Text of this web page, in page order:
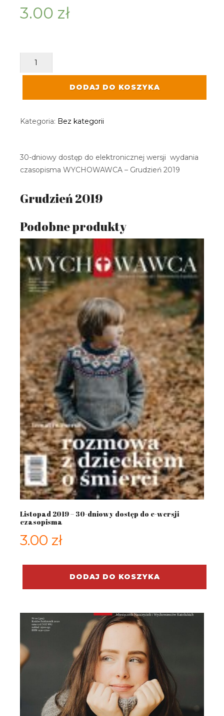
3.00 zł
GRUDZIEŃ
2019
DO
DODAJ DO KOSZYKA
Kategoria: Bez kategorii
30-dniowy dostęp do elektronicznej wersji wydania
czasopisma WYCHOWAWCA – Grudzień 2019
Grudzień 2019
Podobne produkty
Listopad 2019 – 30-dniowy dostęp do e-wersji
czasopisma
3.00 zł
DODAJ DO KOSZYKA